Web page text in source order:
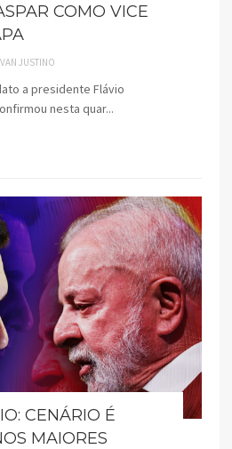
COMO VICE
JUSTINO
a presidente Flávio
nesta quar...
CENÁRIO É
MAIORES